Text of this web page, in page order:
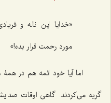
«خدایا این ناله و
مورد رحمت قرار بده!»
اما آیا خود ائمه هم در
گریه می‌کردند. گاهی اوقات